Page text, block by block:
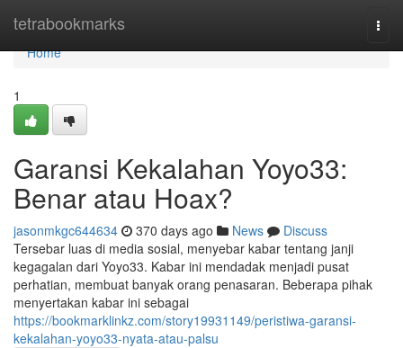
tetrabookmarks
Home
Home
1
Garansi Kekalahan Yoyo33:
Benar atau Hoax?
jasonmkgc644634 370 days ago News
Discuss
Tersebar luas di media sosial, menyebar kabar tentang janji
kegagalan dari Yoyo33. Kabar ini mendadak menjadi pusat
perhatian, membuat banyak orang penasaran. Beberapa pihak
menyertakan kabar ini sebagai
https://bookmarklinkz.com/story19931149/peristiwa-garansi-
kekalahan-yoyo33-nyata-atau-palsu